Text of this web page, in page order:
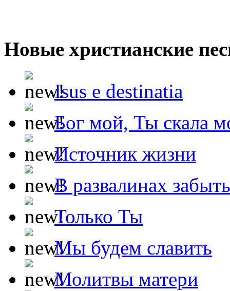
Новые христианские
Isus e destinatia
Бог мой, Ты скала
Источник жизни
В развалинах
Только Ты
Мы будем славить
Молитвы матери